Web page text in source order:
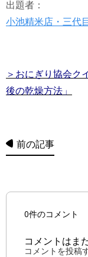
出題者：
小池精米店・三代
＞おにぎり協会ク
後の乾燥方法」
前の記事
0件のコメント
コメントはま
コメントを投稿